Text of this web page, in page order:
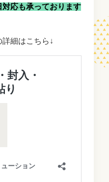
応も承っております
細はこちら↓